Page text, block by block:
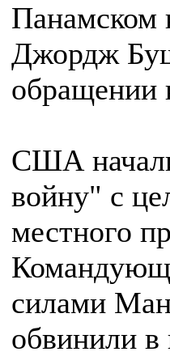
Панамском
Джордж
обращении
США
войну" с
местного
силами
обвинили в